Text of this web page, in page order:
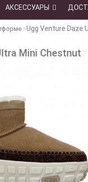
АКСЕССУАРЫ
Ugg Venture Daze
Mini Chestnut